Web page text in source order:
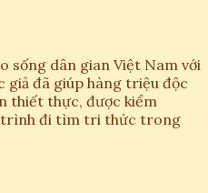
sống dân gian Việt Nam với
giả đã giúp hàng triệu độc
thiết thực, được kiểm
trình đi tìm tri thức trong